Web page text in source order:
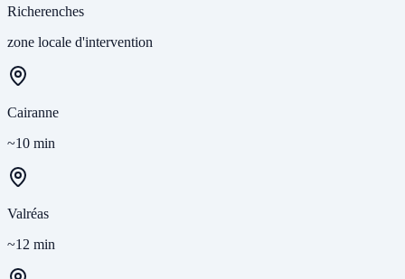
Richerenches
zone locale d'intervention
Cairanne
~10 min
Valréas
~12 min